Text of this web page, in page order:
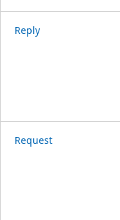
Reply
Request